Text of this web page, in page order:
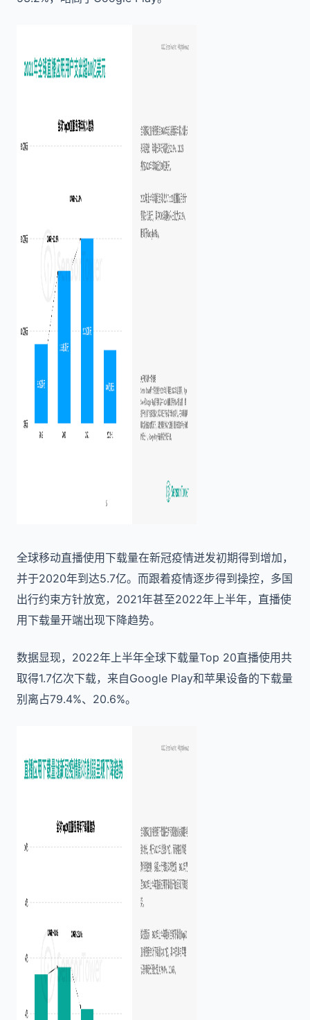
全球移动直播使用下载量在新冠疫情迸发初期得到增加，
并于2020年到达5.7亿。而跟着疫情逐步得到操控，多国
出行约束方针放宽，2021年甚至2022年上半年，直播使
用下载量开端出现下降趋势。
数据显现，2022年上半年全球下载量Top 20直播使用共
取得1.7亿次下载，来自Google Play和苹果设备的下载量
别离占79.4%、20.6%。